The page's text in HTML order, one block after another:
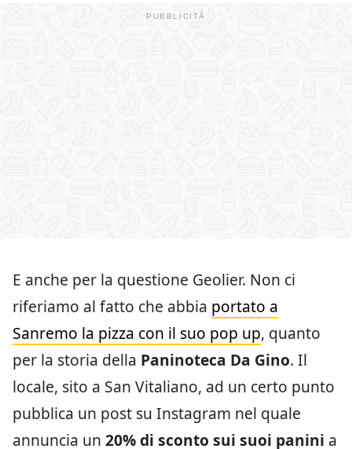
E anche per la questione Geolier. Non ci
riferiamo al fatto che abbia portato a
Sanremo la pizza con il suo pop up, quanto
per la storia della Paninoteca Da Gino. Il
locale, sito a San Vitaliano, ad un certo punto
pubblica un post su Instagram nel quale
annuncia un 20% di sconto sui suoi panini a